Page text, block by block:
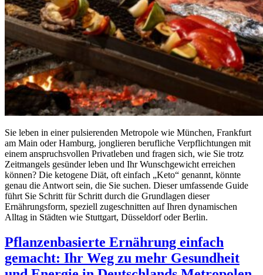
Sie leben in einer pulsierenden Metropole wie München, Frankfurt
am Main oder Hamburg, jonglieren berufliche Verpflichtungen mit
einem anspruchsvollen Privatleben und fragen sich, wie Sie trotz
Zeitmangels gesünder leben und Ihr Wunschgewicht erreichen
können? Die ketogene Diät, oft einfach „Keto“ genannt, könnte
genau die Antwort sein, die Sie suchen. Dieser umfassende Guide
führt Sie Schritt für Schritt durch die Grundlagen dieser
Ernährungsform, speziell zugeschnitten auf Ihren dynamischen
Alltag in Städten wie Stuttgart, Düsseldorf oder Berlin.
Pflanzenbasierte Ernährung einfach
gemacht: Ihr Weg zu mehr Gesundheit